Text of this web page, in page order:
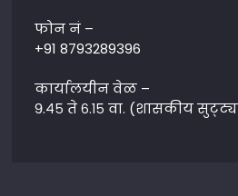
फोन नं –
+91 8793289396
कार्यालयीन वेळ –
९.४५ ते ६.१५ वा. (शासकीय